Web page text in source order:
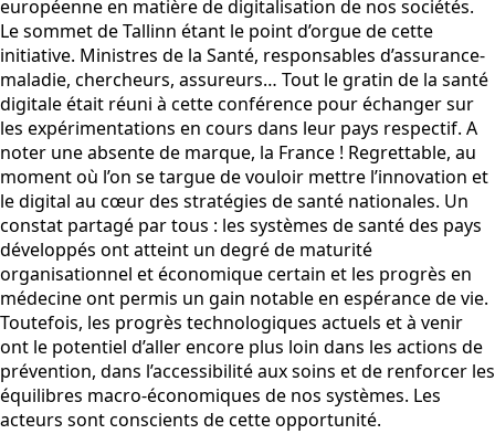
européenne en matière de digitalisation de nos sociétés.
Le sommet de Tallinn étant le point d’orgue de cette
initiative. Ministres de la Santé, responsables d’assurance-
maladie, chercheurs, assureurs… Tout le gratin de la santé
digitale était réuni à cette conférence pour échanger sur
les expérimentations en cours dans leur pays respectif. A
noter une absente de marque, la France ! Regrettable, au
moment où l’on se targue de vouloir mettre l’innovation et
le digital au cœur des stratégies de santé nationales. Un
constat partagé par tous : les systèmes de santé des pays
développés ont atteint un degré de maturité
organisationnel et économique certain et les progrès en
médecine ont permis un gain notable en espérance de vie.
Toutefois, les progrès technologiques actuels et à venir
ont le potentiel d’aller encore plus loin dans les actions de
prévention, dans l’accessibilité aux soins et de renforcer les
équilibres macro-économiques de nos systèmes. Les
acteurs sont conscients de cette opportunité.